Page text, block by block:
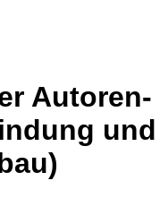
Autoren-
und